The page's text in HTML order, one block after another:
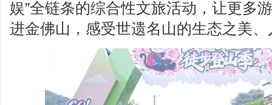
娱”全链条的综合性文旅活动，让更多
进金佛山，感受世遗名山的生态之美